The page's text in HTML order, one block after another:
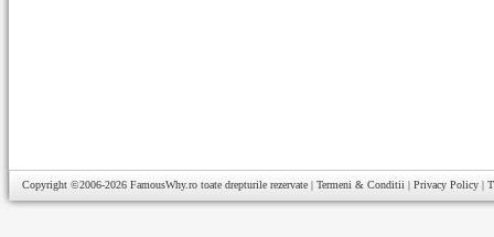
Copyright ©2006-2026 FamousWhy.ro toate drepturile rezervate | Termeni & Conditii | Privacy Policy |